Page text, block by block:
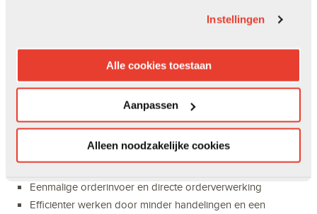
Instellingen
Alle cookies toestaan
Aanpassen
Alleen noodzakelijke cookies
Je eigen ERP systeem koppel je aan de DEXIS webshop
systeem
Inzicht in de realtime voorraad- en prijsinformatie
Uitgebreide up-to-date productinformatie
bestellijstaanmaken met je favoriete
producten en deze in één keer bestellen
Eenmalige orderinvoer en directe orderverwerking
Efficiënter werken door minder handelingen en een